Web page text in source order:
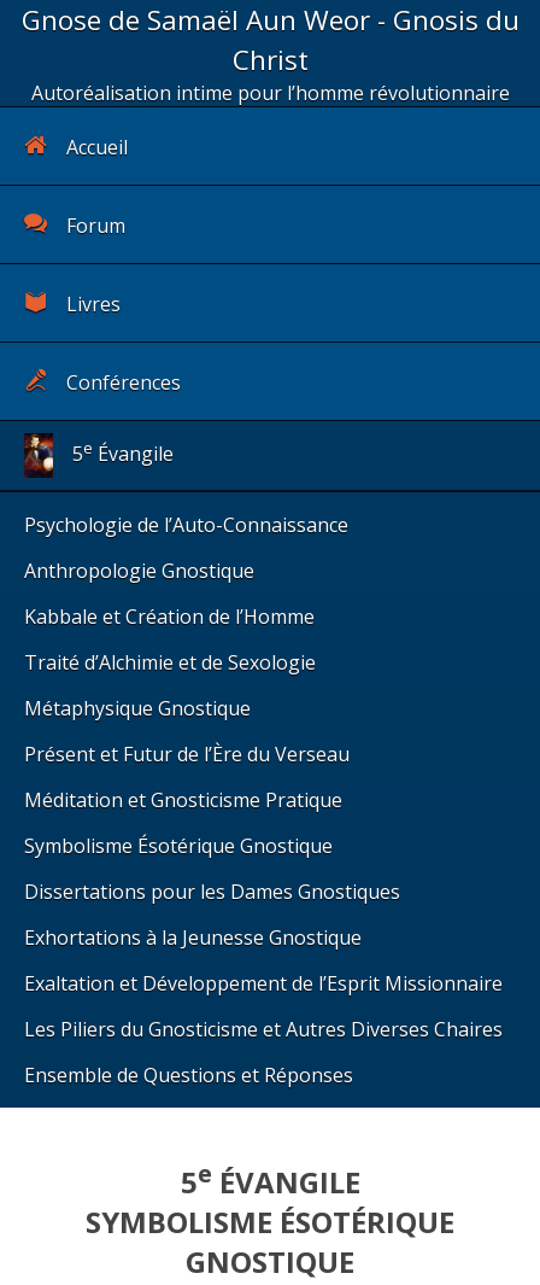
Gnose de Samaël Aun Weor - Gnosis du
Christ
Autoréalisation intime pour l’homme révolutionnaire
Accueil
Forum
Livres
Conférences
5e Évangile
Psychologie de l’Auto-Connaissance
Anthropologie Gnostique
Kabbale et Création de l’Homme
Traité d’Alchimie et de Sexologie
Métaphysique Gnostique
Présent et Futur de l’Ère du Verseau
Méditation et Gnosticisme Pratique
Symbolisme Ésotérique Gnostique
Dissertations pour les Dames Gnostiques
Exhortations à la Jeunesse Gnostique
Exaltation et Développement de l’Esprit Missionnaire
Les Piliers du Gnosticisme et Autres Diverses Chaires
Ensemble de Questions et Réponses
5e ÉVANGILE
SYMBOLISME ÉSOTÉRIQUE
GNOSTIQUE